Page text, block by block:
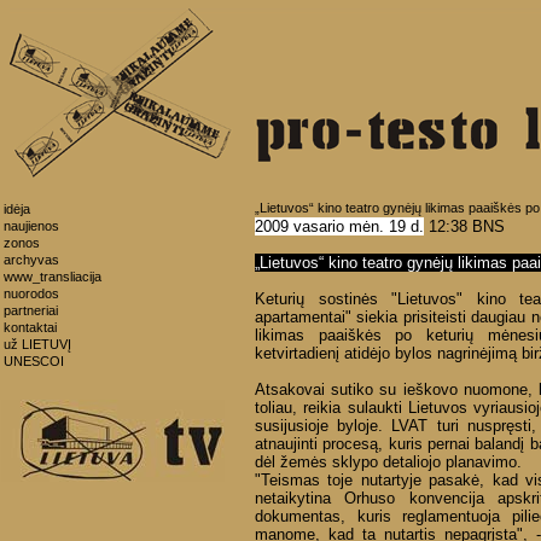
idėja
naujienos
zonos
archyvas
www_transliacija
nuorodos
partneriai
kontaktai
už LIETUVĮ
UNESCOI
„Lietuvos“ kino teatro gynėjų likimas paaiškės
2009 vasario mėn. 19 d. 12:38 BNS
„Lietuvos“ kino teatro gynėjų likimas
Keturių sostinės "Lietuvos" kino
apartamentai" siekia prisiteisti daugiau
likimas paaiškės po keturių
ketvirtadienį atidėjo bylos nagrinėjimą
Atsakovai sutiko su ieškovo
toliau, reikia sulaukti Lietuvos
susijusioje byloje. LVAT turi
atnaujinti procesą, kuris pernai balandį
dėl žemės sklypo detaliojo planavimo.
"Teismas toje nutartyje pasakė, kad
netaikytina Orhuso konvencija
dokumentas, kuris reglamentuoja
manome, kad ta nutartis nepagrįsta",